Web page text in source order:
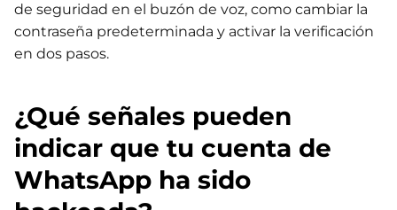
de seguridad en el buzón de voz, como cambiar la
contraseña predeterminada y activar la verificación
en dos pasos.
¿Qué señales pueden
indicar que tu cuenta de
WhatsApp ha sido